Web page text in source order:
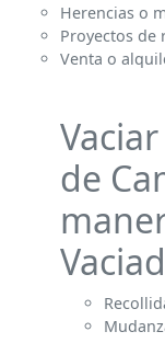
Herencias o
Proyectos de
Venta o
de